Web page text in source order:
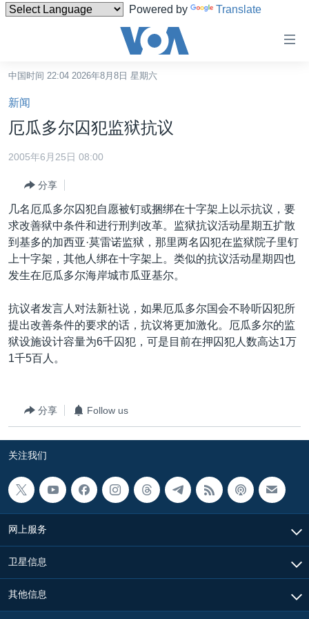
Powered by Translate
碍
链
接
跳
转
转
跳
转
到
港澳
国际
最新国际新闻
印太
欧洲
非洲
美洲
分类新闻
经济·金融·贸易
科教·文娱·体健
军事
劳工
美中关系
白宫要闻
国会报道
美中关系
埃博拉疫情
美国之音专访
重要讲话与声明
台海两岸关系
南中国海争端
关注新疆
GEN Z 看美国
VOA视频
VOA今日焦点
中文广播
其他语言网站
中国时间 22:04 2026年8月8日 星期六
新闻
厄瓜多尔囚犯监狱抗议
2005年6月25日 08:00
分享
几名厄瓜多尔囚犯自愿被钉或捆绑在十字架上以示抗议，要
求改善狱中条件和进行刑判改革。监狱抗议活动星期五扩散
到基多的加西亚·莫雷诺监狱，那里两名囚犯在监狱院子里钉
上十字架，其他人绑在十字架上。类似的抗议活动星期四也
发生在厄瓜多尔海岸城市瓜亚基尔。
抗议者发言人对法新社说，如果厄瓜多尔国会不聆听囚犯所
提出改善条件的要求的话，抗议将更加激化。厄瓜多尔的监
狱设施设计容量为6千囚犯，可是目前在押囚犯人数高达1万
1千5百人。
分享 Follow us
关注我们
网上服务
卫星信息
其他信息